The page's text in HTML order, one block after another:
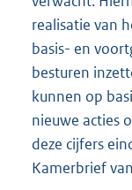
realisatie van
basis- en
besturen
kunnen op
nieuwe acties
deze cijfers
Kamerbrief